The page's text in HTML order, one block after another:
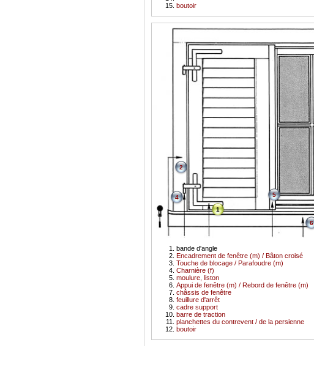
boutoir
1
bande d'angle
Encadrement de fenêtre (m) / Bâton croisé
2
Touche de blocage / Parafoudre (m)
Charnière (f)
4
moulure, liston
5
Appui de fenêtre (m) / Rebord de fenêtre (m)
6
châssis de fenêtre
feuillure d'arrêt
cadre support
barre de traction
planchettes du contrevent / de la persienne
boutoir